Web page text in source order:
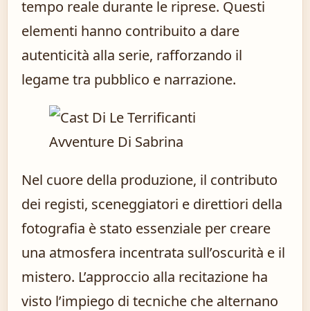
tempo reale durante le riprese. Questi
elementi hanno contribuito a dare
autenticità alla serie, rafforzando il
legame tra pubblico e narrazione.
Nel cuore della produzione, il contributo
dei registi, sceneggiatori e direttiori della
fotografia è stato essenziale per creare
una atmosfera incentrata sull’oscurità e il
mistero. L’approccio alla recitazione ha
visto l’impiego di tecniche che alternano